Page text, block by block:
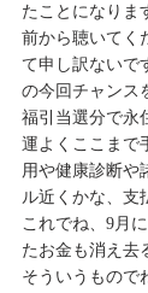
たことになりま
前から聴いてく
て申し訳ないで
の今回チャンス
福引当選分で永
運よくここまで
用や健康診断や
ル近くかな、支
これでね、9月
たお金も消え去
そういうもので